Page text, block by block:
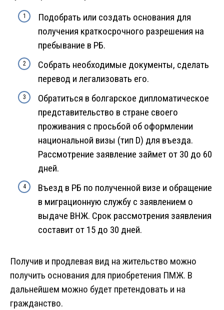
Подобрать или создать основания для
получения краткосрочного разрешения на
пребывание в РБ.
Собрать необходимые документы, сделать
перевод и легализовать его.
Обратиться в болгарское дипломатическое
представительство в стране своего
проживания с просьбой об оформлении
национальной визы (тип D) для въезда.
Рассмотрение заявление займет от 30 до 60
дней.
Въезд в РБ по полученной визе и обращение
в миграционную службу с заявлением о
выдаче ВНЖ. Срок рассмотрения заявления
составит от 15 до 30 дней.
Получив и продлевая вид на жительство можно
получить основания для приобретения ПМЖ. В
дальнейшем можно будет претендовать и на
гражданство.